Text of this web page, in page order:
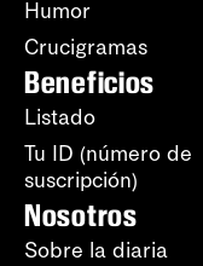
Humor
Crucigramas
Beneficios
Listado
Tu ID (número de
suscripción)
Nosotros
Sobre la diaria